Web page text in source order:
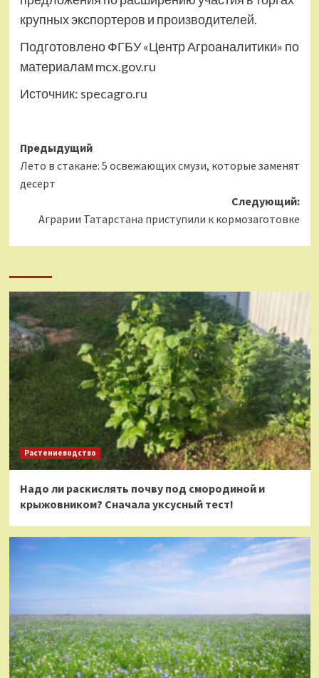
крупных экспортеров и производителей.
Подготовлено ФГБУ «Центр Агроаналитики» по
материалам mcx.gov.ru
Источник: specagro.ru
Навигация
записи
Предыдущий
Лето в стакане: 5 освежающих смузи, которые заменят
десерт
Следующий:
Аграрии Татарстана приступили к кормозаготовке
Растениеводство
Надо ли раскислять почву под смородиной и
крыжовником? Сначала уксусный тест!